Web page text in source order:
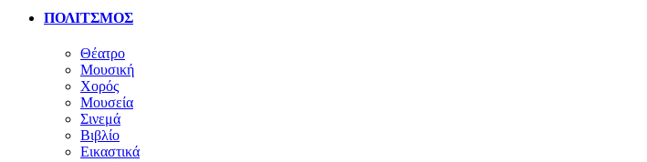
ΠΟΛΙΤΣΜΟΣ
Θέατρο
Μουσική
Χορός
Μουσεία
Σινεμά
Βιβλίο
Εικαστικά